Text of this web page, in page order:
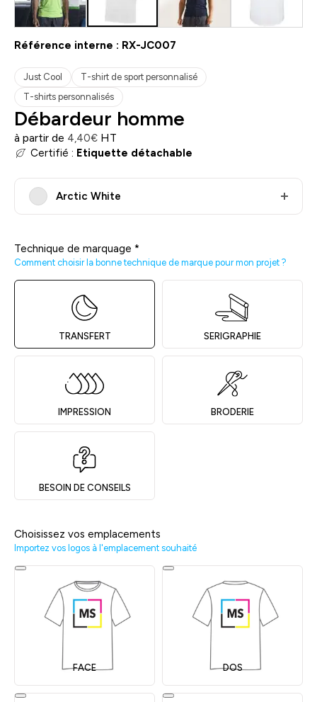
Référence interne : RX-JC007
Just Cool
T-shirt de sport personnalisé
T-shirts personnalisés
Débardeur homme
à partir de 4,40€ HT
Certifié : Etiquette détachable
Arctic White
Technique de marquage *
Comment choisir la bonne technique de marque pour mon projet ?
TRANSFERT SERIGRAPHIE
IMPRESSION BRODERIE
BESOIN DE CONSEILS
Choisissez vos emplacements
Importez vos logos à l'emplacement souhaité
FACE DOS